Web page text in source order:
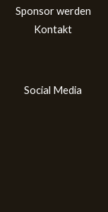
Sponsor werden
Kontakt
Social Media